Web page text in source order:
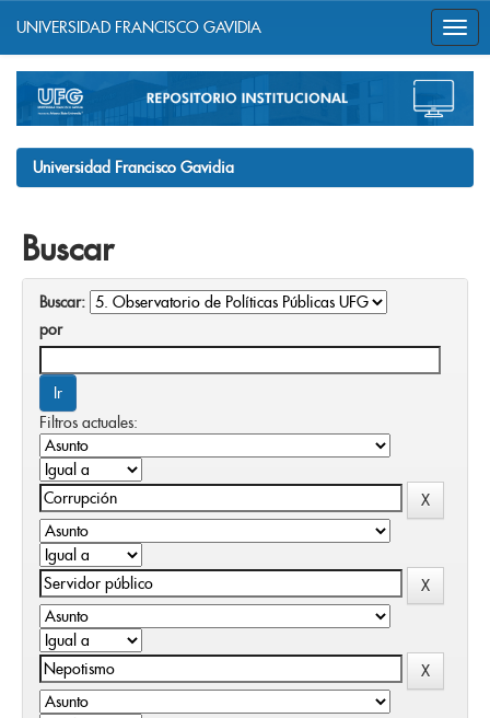
navigation
UNIVERSIDAD FRANCISCO GAVIDIA
Universidad Francisco Gavidia
Buscar
Buscar:
por
Filtros actuales: